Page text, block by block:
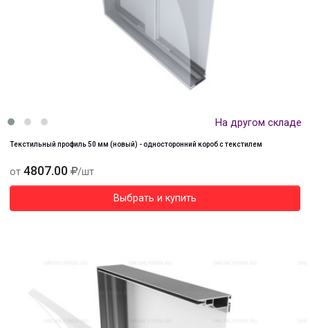
На другом складе
Текстильный профиль 50 мм (новый) - односторонний короб с текстилем
от 4807.00 /шт
Выбрать и купить